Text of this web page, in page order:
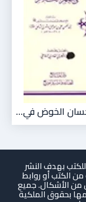
الخوض في...
بهدف النشر
الكتب أو روابط
من الأشكال. جميع
بحقوق الملكية